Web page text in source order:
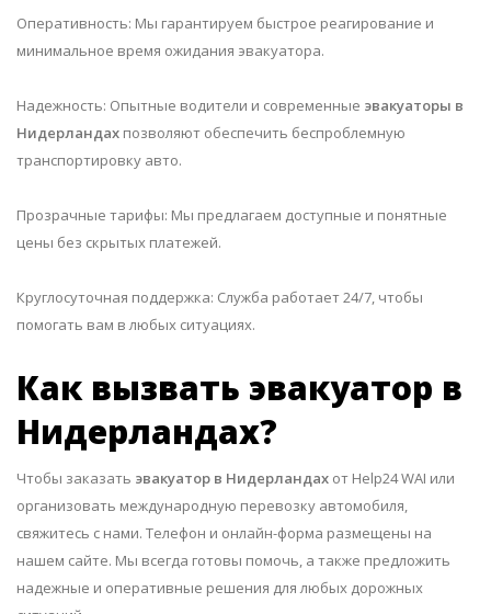
Оперативность: Мы гарантируем быстрое реагирование и
минимальное время ожидания эвакуатора.
Надежность: Опытные водители и современные эвакуаторы в
Нидерландах позволяют обеспечить беспроблемную
транспортировку авто.
Прозрачные тарифы: Мы предлагаем доступные и понятные
цены без скрытых платежей.
Круглосуточная поддержка: Служба работает 24/7, чтобы
помогать вам в любых ситуациях.
Как вызвать эвакуатор в
Нидерландах?
Чтобы заказать эвакуатор в Нидерландах от Help24 WAI или
организовать международную перевозку автомобиля,
свяжитесь с нами. Телефон и онлайн-форма размещены на
нашем сайте. Мы всегда готовы помочь, а также предложить
надежные и оперативные решения для любых дорожных